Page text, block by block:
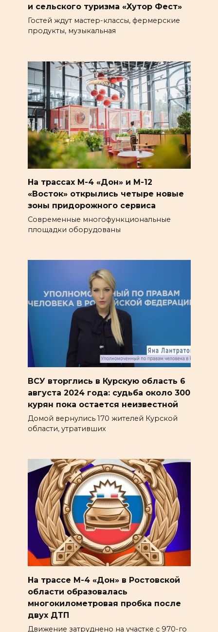
и сельского туризма «Хутор Фест»
Гостей ждут мастер-классы, фермерские
продукты, музыкальная
На трассах М-4 «Дон» и М-12
«Восток» открылись четыре новые
зоны придорожного сервиса
Современные многофункциональные
площадки оборудованы
ВСУ вторглись в Курскую область 6
августа 2024 года: судьба около 300
курян пока остается неизвестной
Домой вернулись 170 жителей Курской
области, утративших
На трассе М-4 «Дон» в Ростовской
области образовалась
многокилометровая пробка после
двух ДТП
Движение затруднено на участке с 970-го